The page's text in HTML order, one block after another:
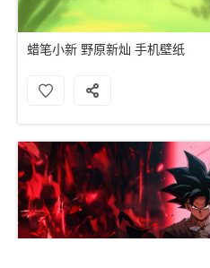
蜡笔小新 野原新灿 手机壁纸